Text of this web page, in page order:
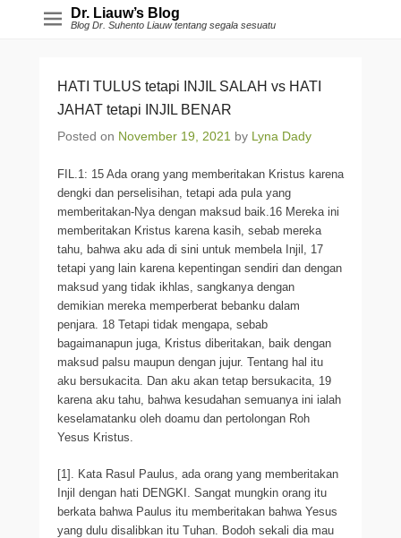
Dr. Liauw’s Blog
Blog Dr. Suhento Liauw tentang segala sesuatu
HATI TULUS tetapi INJIL SALAH vs HATI
JAHAT tetapi INJIL BENAR
Posted on November 19, 2021 by Lyna Dady
FIL.1: 15 Ada orang yang memberitakan Kristus karena
dengki dan perselisihan, tetapi ada pula yang
memberitakan-Nya dengan maksud baik.16 Mereka ini
memberitakan Kristus karena kasih, sebab mereka
tahu, bahwa aku ada di sini untuk membela Injil, 17
tetapi yang lain karena kepentingan sendiri dan dengan
maksud yang tidak ikhlas, sangkanya dengan
demikian mereka memperberat bebanku dalam
penjara. 18 Tetapi tidak mengapa, sebab
bagaimanapun juga, Kristus diberitakan, baik dengan
maksud palsu maupun dengan jujur. Tentang hal itu
aku bersukacita. Dan aku akan tetap bersukacita, 19
karena aku tahu, bahwa kesudahan semuanya ini ialah
keselamatanku oleh doamu dan pertolongan Roh
Yesus Kristus.
[1]. Kata Rasul Paulus, ada orang yang memberitakan
Injil dengan hati DENGKI. Sangat mungkin orang itu
berkata bahwa Paulus itu memberitakan bahwa Yesus
yang dulu disalibkan itu Tuhan. Bodoh sekali dia mau